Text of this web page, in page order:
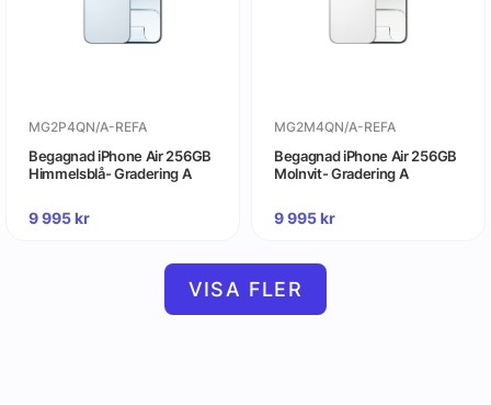
MG2P4QN/A-REFA
Begagnad iPhone Air 256GB
Himmelsblå- Gradering A
9 995kr
MG2M4QN/A-REFA
Begagnad iPhone Air 256GB
Molnvit- Gradering A
9 995kr
VISA FLER